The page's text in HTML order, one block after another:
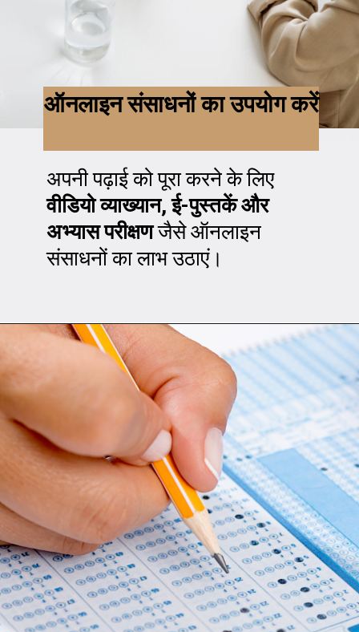
ऑनलाइन संसाधनों का उपयोग करें
अपनी पढ़ाई को पूरा करने के लिए
वीडियो व्याख्यान, ई-पुस्तकें और
अभ्यास परीक्षणजैसे ऑनलाइन
संसाधनों का लाभ उठाएं।